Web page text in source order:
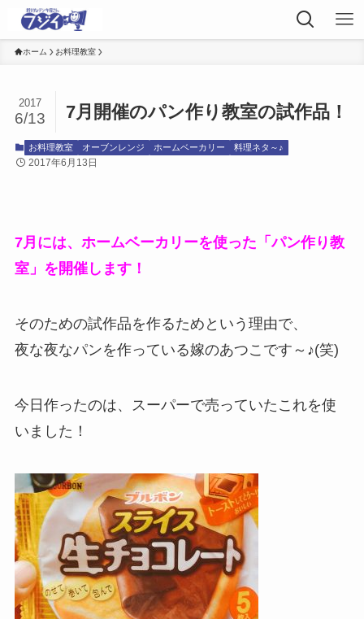
ホーム お料理教室
7月開催のパン作り教室の試作品！
2017
6/13
お料理教室 オーブンレンジ ホームベーカリー 料理ネタ～♪
2017年6月13日
7月には、ホームベーカリーを使った「パン作り教
室」を開催します！
そのための試作品を作るためという理由で、
夜な夜なパンを作っている嫁のあつこです～♪(笑)
今日作ったのは、スーパーで売っていたこれを使
いました！